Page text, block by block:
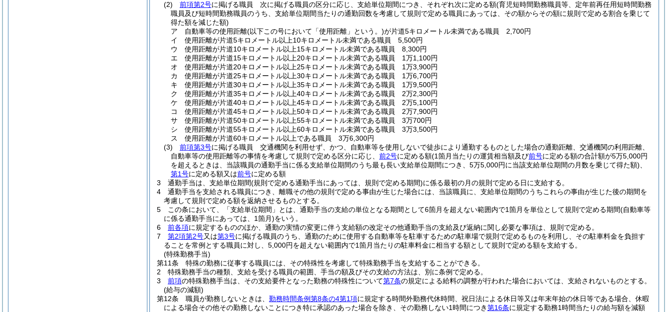
(2)
前項第2号に掲げる職員 次に掲げる職員の区分に応じ、支給単位期間につき、それぞれ次に定める額(育児短時間勤務職員等、定年前再任用短時間勤務
職員及び短時間勤務職員のうち、支給単位期間当たりの通勤回数を考慮して規則で定める職員にあっては、その額からその額に規則で定める割合を乗じて
得た額を減じた額)
ア
自動車等の使用距離(以下この号において「使用距離」という。)が片道5キロメートル未満である職員 2,700円
イ
使用距離が片道5キロメートル以上10キロメートル未満である職員 5,500円
ウ
使用距離が片道10キロメートル以上15キロメートル未満である職員 8,300円
エ
使用距離が片道15キロメートル以上20キロメートル未満である職員 1万1,100円
オ
使用距離が片道20キロメートル以上25キロメートル未満である職員 1万3,900円
カ
使用距離が片道25キロメートル以上30キロメートル未満である職員 1万6,700円
キ
使用距離が片道30キロメートル以上35キロメートル未満である職員 1万9,500円
ク
使用距離が片道35キロメートル以上40キロメートル未満である職員 2万2,300円
ケ
使用距離が片道40キロメートル以上45キロメートル未満である職員 2万5,100円
コ
使用距離が片道45キロメートル以上50キロメートル未満である職員 2万7,900円
サ
使用距離が片道50キロメートル以上55キロメートル未満である職員 3万700円
シ
使用距離が片道55キロメートル以上60キロメートル未満である職員 3万3,500円
ス
使用距離が片道60キロメートル以上である職員 3万6,300円
(3)
前項第3号に掲げる職員 交通機関を利用せず、かつ、自動車等を使用しないで徒歩により通勤するものとした場合の通勤距離、交通機関の利用距離、
自動車等の使用距離等の事情を考慮して規則で定める区分に応じ、 前2号に定める額(1箇月当たりの運賃相当額及び前号に定める額の合計額が5万5,000円
を超えるときは、当該職員の通勤手当に係る支給単位期間のうち最も長い支給単位期間につき、5万5,000円に当該支給単位期間の月数を乗じて得た額)
第1号に定める額又は前号に定める額
3
通勤手当は、支給単位期間(規則で定める通勤手当にあっては、規則で定める期間)に係る最初の月の規則で定める日に支給する。
4
通勤手当を支給される職員につき、離職その他の規則で定める事由が生じた場合には、当該職員に、支給単位期間のうちこれらの事由が生じた後の期間を
考慮して規則で定める額を返納させるものとする。
5
この条において、「支給単位期間」とは、通勤手当の支給の単位となる期間として6箇月を超えない範囲内で1箇月を単位として規則で定める期間(自動車等
に係る通勤手当にあっては、1箇月)をいう。
6
前各項に規定するもののほか、通勤の実情の変更に伴う支給額の改定その他通勤手当の支給及び返納に関し必要な事項は、規則で定める。
7
第2項第2号又は第3号に掲げる職員のうち、通勤のために使用する自動車等を駐車するための駐車場で規則で定めるものを利用し、その駐車料金を負担す
ることを常例とする職員に対し、5,000円を超えない範囲内で1箇月当たりの駐車料金に相当する額として規則で定める額を支給する。
(特殊勤務手当)
第11条
特殊の勤務に従事する職員には、その特殊性を考慮して特殊勤務手当を支給することができる。
2
特殊勤務手当の種類、支給を受ける職員の範囲、手当の額及びその支給の方法は、別に条例で定める。
3
前項の特殊勤務手当は、その支給要件となった勤務の特殊性について第7条の規定による給料の調整が行われた場合においては、支給されないものとする。
(給与の減額)
第12条
職員が勤務しないときは、 勤務時間条例第8条の4第1項に規定する時間外勤務代休時間、祝日法による休日等又は年末年始の休日等である場合、休暇
による場合その他その勤務しないことにつき特に承認のあった場合を除き、その勤務しない1時間につき第16条に規定する勤務1時間当たりの給与額を減額